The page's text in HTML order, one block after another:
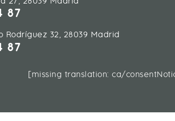
87
Rodríguez 32, 28039 Madrid
87
119-123, 08018 Barcelona
[missing translation: ca/